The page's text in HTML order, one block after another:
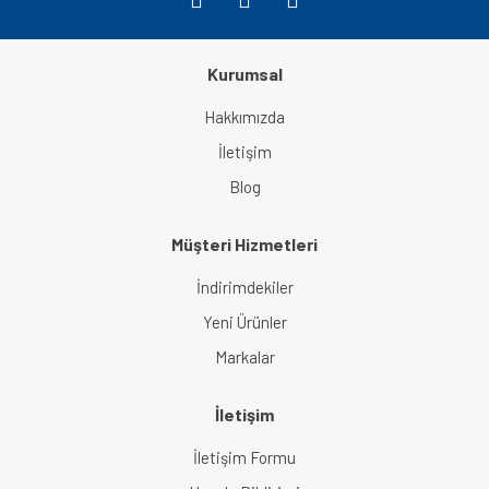
Kurumsal
Hakkımızda
İletişim
Blog
Müşteri Hizmetleri
İndirimdekiler
Yeni Ürünler
Markalar
İletişim
İletişim Formu